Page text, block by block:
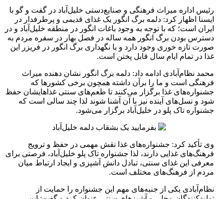
رئیس اداره میراث فرهنگی و صنایع‌دستی خلیل‌آباد در گفت و گو با
ایسنا اظهار کرد: دلمه برگ انگور یک غذای قدیمی و پرطرفدار در
ایران است؛ که با توجه به وجود باغات انگور در منطقه خلیل‌آباد و در
دسترس بودن برگ انگور همه ساله در فصل بهار در سفره مردم به
صورت تازه خوری وجود دارد و با نگهداری برگ انگور در فریزر این
غذا در تمام ایام سال قابل پختن است.
محمد نظام‌آبادی ادامه داد: دلمه برگ انگور نشان ‌دهنده میراث
فرهنگی است و ما را برآن داشته همچون برخی کشورها که
جشنواره‌های غذا برگزار می‌کنند تا طعم‌های سنتی غذاهایشان حفظ
شود و نسل‌های آینده نیز با آن آشنا شوند لذا چند سالی‌ است که
جشنواره تاک پلو در خلیل‌آباد برگزار می‌شود.
وی تأکید کرد: جشنواره‌های غذا نقش مهمی در حفظ و ترویج
فرهنگ‌های غذایی دارند، لذا جشنواره تاک پلو خلیل‌آباد، فرصتی برای
معرفی این غذای سنتی، تبادل دانش آشپزی و ایجاد ارتباط میان
مردم از فرهنگ‌های مختلف است.
نظام‌آبادی یکی از جنبه‌های مهم این جشنواره‌ را حمایت از